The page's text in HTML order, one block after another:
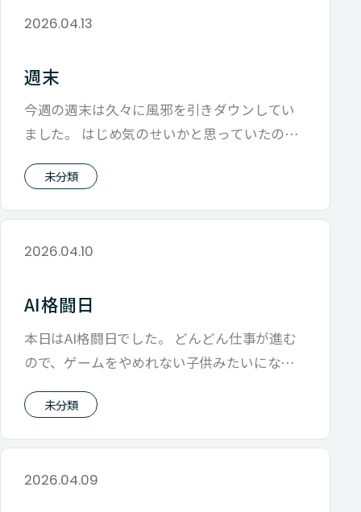
2026.04.13
週末
今週の週末は久々に風邪を引きダウンしてい
ました。 はじめ気のせいかと思っていたので
未分類
2026.04.10
AI格闘日
本日はAI格闘日でした。 どんどん仕事が進む
ので、ゲームをやめれない子供みたいになっ
未分類
2026.04.09